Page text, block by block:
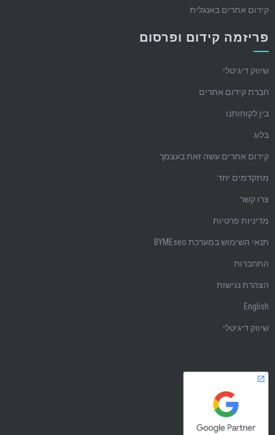
קידום אתרים באנגלית
פריזמה קידום ופרסום
שיווק דיגיטלי
חברת קידום אתרים
בין לקוחותנו
בלוג
קידום אתרים עשה זאת בעצמך
מתקדמים יחד
צרו קשר
מדיניות פרטיות
תנאי השימוש במערכת BYMEseo
התחברות
הצהרת נגישות
English
שיווק דיגיטלי